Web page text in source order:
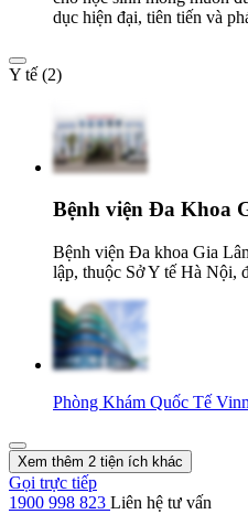
dục hiện đại, tiên tiến và
Y tế (2)
Bệnh viện Đa Khoa
Bệnh viện Đa khoa Gia
lập, thuộc Sở Y tế Hà Nội,
Phòng Khám Quốc Tế
Xem thêm 2 tiện ích khác
Gọi trực tiếp
1900 998 823 Liên hệ tư vấn